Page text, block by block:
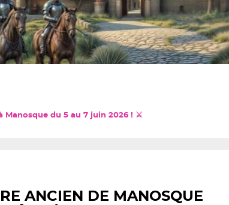
Manosque du 5 au 7 juin 2026 ! ⚔️
ANCIEN DE MANOSQUE